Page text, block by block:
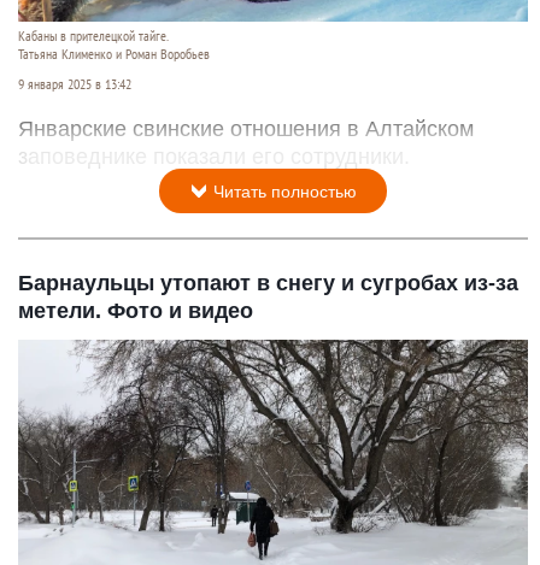
Кабаны в прителецкой тайге.
Татьяна Клименко и Роман Воробьев
9 января 2025 в 13:42
Январские свинские отношения в Алтайском
заповеднике показали его сотрудники.
Читать полностью
Барнаульцы утопают в снегу и сугробах из-за
метели. Фото и видео